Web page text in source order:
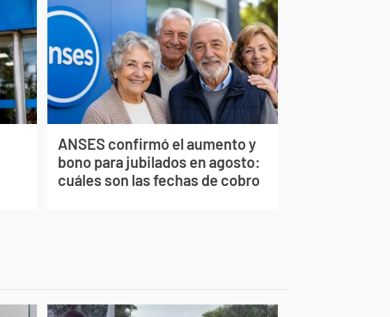
ANSES confirmó el aumento y
bono para jubilados en agosto:
cuáles son las fechas de cobro